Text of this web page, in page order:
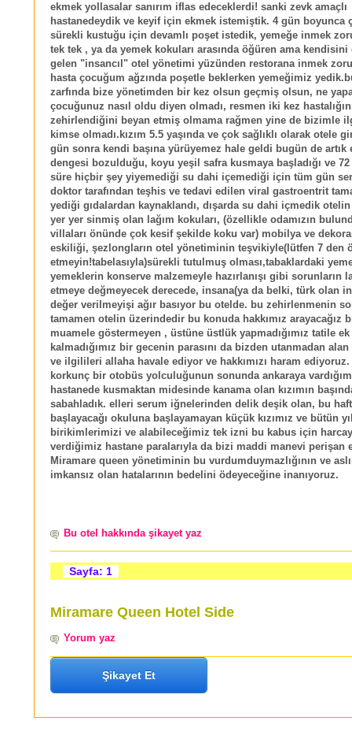
ekmek yollasalar sanırım iflas edeceklerdi! sanki zevk amaçlı
hastanedeydik ve keyif için ekmek istemiştik. 4 gün boyunca
sürekli kustuğu için devamlı poşet istedik, yemeğe inmek
tek tek , ya da yemek kokuları arasında öğüren ama
gelen "insancıl" otel yönetimi yüzünden restorana inmek
hasta çocuğum ağzında poşetle beklerken yemeğimiz
zarfında bize yönetimden bir kez olsun geçmiş olsun, ne
çocuğunuz nasıl oldu diyen olmadı, resmen iki kez
zehirlendiğini beyan etmiş olmama rağmen yine de bizimle
kimse olmadı.kızım 5.5 yaşında ve çok sağlıklı olarak otele
gün sonra kendi başına yürüyemez hale geldi bugün de artık
dengesi bozulduğu, koyu yeşil safra kusmaya başladığı ve 72
süre hiçbir şey yiyemediği su dahi içemediği için tüm gün
doktor tarafından teşhis ve tedavi edilen viral gastroentrit
yediği gıdalardan kaynaklandı, dışarda su dahi içmedik
yer yer sinmiş olan lağım kokuları, (özellikle odamızın
villaları önünde çok kesif şekilde koku var) mobilya ve
eskiliği, şezlongların otel yönetiminin teşvikiyle(lütfen 7 den
etmeyin!tabelasıyla)sürekli tutulmuş olması,tabaklardaki
yemeklerin konserve malzemeyle hazırlanışı gibi sorunların
etmeye değmeyecek derecede, insana(ya da belki, türk olan
değer verilmeyişi ağır basıyor bu otelde. bu zehirlenmenin
tamamen otelin üzerindedir bu konuda hakkımız arayacağız
muamele göstermeyen , üstüne üstlük yapmadığımız tatile
kalmadığımız bir gecenin parasını da bizden utanmadan
ve ilgilileri allaha havale ediyor ve hakkımızı haram
korkunç bir otobüs yolculuğunun sonunda ankaraya
hastanede kusmaktan midesinde kanama olan kızımın
sabahladık. elleri serum iğnelerinden delik deşik olan, bu
başlayacağı okuluna başlayamayan küçük kızımız ve bütün
birikimlerimizi ve alabileceğimiz tek izni bu kabus için
verdiğimiz hastane paralarıyla da bizi maddi manevi perişan
Miramare queen yönetiminin bu vurdumduymazlığının ve
imkansız olan hatalarının bedelini ödeyeceğine inanıyoruz.
Bu otel hakkında şikayet yaz
Sayfa: 1
Miramare Queen Hotel Side
Yorum yaz
Şikayet Et